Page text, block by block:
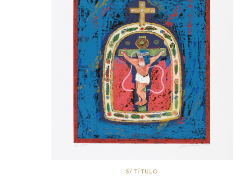
S/ TÍTULO